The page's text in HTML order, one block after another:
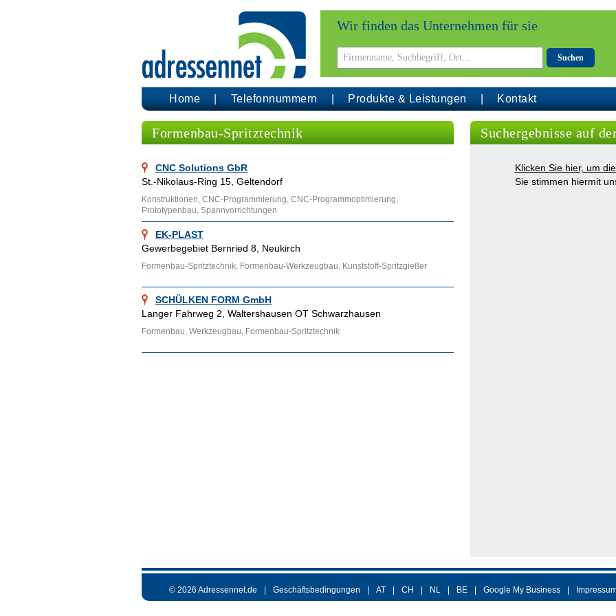
Wir finden das Unternehmen für sie
Suchen
Home Telefonnummern Produkte & Leistungen Kontakt
Formenbau-Spritztechnik
CNC Solutions GbR
St.-Nikolaus-Ring 15, Geltendorf
Konstruktionen, CNC-Programmierung, CNC-Programmoptimierung,
Prototypenbau, Spannvorrichtungen
EK-PLAST
Gewerbegebiet Bernried 8, Neukirch
Formenbau-Spritztechnik, Formenbau-Werkzeugbau, Kunststoff-Spritzgießer
SCHÜLKEN FORM GmbH
Langer Fahrweg 2, Waltershausen OT Schwarzhausen
Formenbau, Werkzeugbau, Formenbau-Spritztechnik
Suchergebnisse auf
Klicken Sie hier, um
Sie stimmen hiermit
© 2026 Adressennet.de Geschäftsbedingungen AT CH NL BE Google My Business